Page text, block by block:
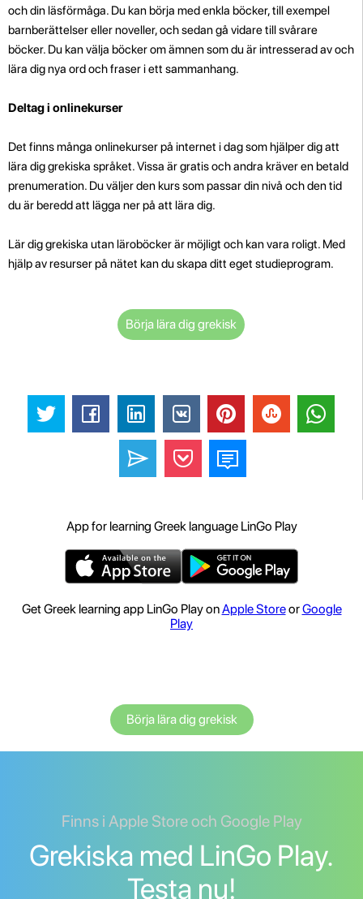
och din läsförmåga. Du kan börja med enkla böcker, till exempel
barnberättelser eller noveller, och sedan gå vidare till svårare
böcker. Du kan välja böcker om ämnen som du är intresserad av och
lära dig nya ord och fraser i ett sammanhang.
Deltag i onlinekurser
Det finns många onlinekurser på internet i dag som hjälper dig att
lära dig grekiska språket. Vissa är gratis och andra kräver en betald
prenumeration. Du väljer den kurs som passar din nivå och den tid
du är beredd att lägga ner på att lära dig.
Lär dig grekiska utan läroböcker är möjligt och kan vara roligt. Med
hjälp av resurser på nätet kan du skapa ditt eget studieprogram.
Börja lära dig grekisk
App for learning Greek language LinGo Play
Get Greek learning app LinGo Play onApple StoreorGoogle
Play
Börja lära dig grekisk
Finns i Apple Store och Google Play
Grekiska med LinGo Play.
Testa nu!